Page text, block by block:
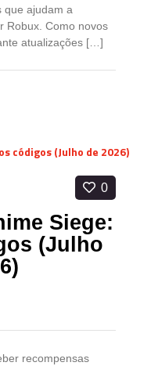
que ajudam a
Robux. Como novos
atualizações […]
0
Siege:
(Julho
recompensas